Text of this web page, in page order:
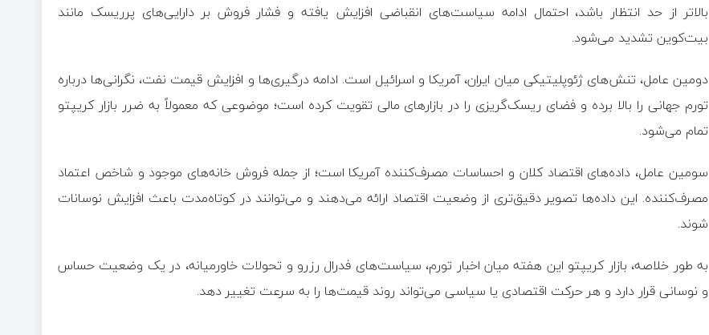
بالاتر از حد انتظار باشد، احتمال ادامه سیاست‌های انقباضی افزایش یافته و فشار فروش بر دارایی‌های پرریسک مانند
بیت‌کوین تشدید می‌شود.
دومین عامل، تنش‌های ژئوپلیتیکی میان ایران، آمریکا و اسرائیل است. ادامه درگیری‌ها و افزایش قیمت نفت، نگرانی‌ها درباره
تورم جهانی را بالا برده و فضای ریسک‌گریزی را در بازارهای مالی تقویت کرده است؛ موضوعی که معمولاً به ضرر بازار کریپتو
تمام می‌شود.
سومین عامل، داده‌های اقتصاد کلان و احساسات مصرف‌کننده آمریکا است؛ از جمله فروش خانه‌های موجود و شاخص اعتماد
مصرف‌کننده. این داده‌ها تصویر دقیق‌تری از وضعیت اقتصاد ارائه می‌دهند و می‌توانند در کوتاه‌مدت باعث افزایش نوسانات
شوند.
به طور خلاصه، بازار کریپتو این هفته میان اخبار تورم، سیاست‌های فدرال رزرو و تحولات خاورمیانه، در یک وضعیت حساس
و نوسانی قرار دارد و هر حرکت اقتصادی یا سیاسی می‌تواند روند قیمت‌ها را به سرعت تغییر دهد.